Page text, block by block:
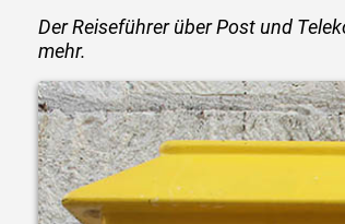
Der Reiseführer über Post und
mehr.